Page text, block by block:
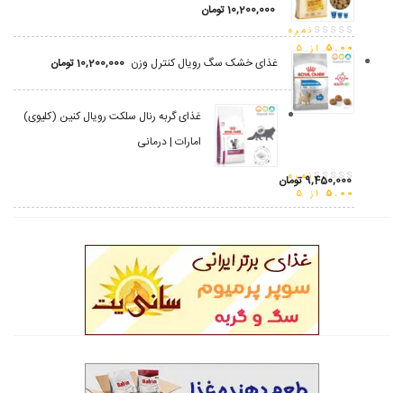
نمره
5.00 از 5
10,200,000تومان
غذای خشک سگ رویال کنترل وزن 10,200,000تومان
غذای گربه رنال سلکت رویال کنین (کلیوی)
امارات | درمانی
نمره
5.00 از 5
9,450,000تومان